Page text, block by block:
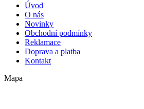
Úvod
O nás
Novinky
Obchodní podmínky
Reklamace
Doprava a platba
Kontakt
Mapa